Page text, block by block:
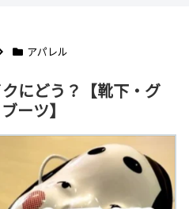
アパレル
にどう？【靴下・グ
ーツ】